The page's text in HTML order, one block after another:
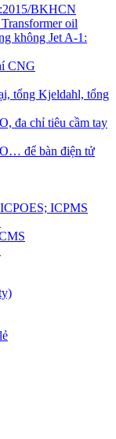
BKHCN
oil
không Jet A-1:
CNG
tổng Kjeldahl, tổng
đa chỉ tiêu cầm tay
để bàn điện tử
ICPMS